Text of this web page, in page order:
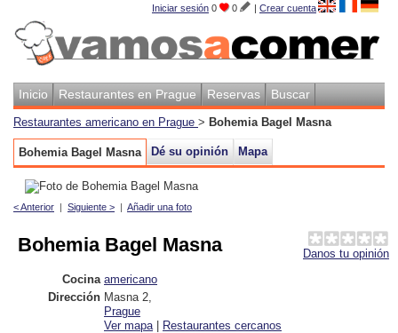
Iniciar sesión 0 0 | Crear cuenta
Inicio Restaurantes en Prague Reservas Buscar
Restaurantes americano en Prague > Bohemia Bagel Masna
Bohemia Bagel Masna Dé su opinión Mapa
< Anterior | Siguiente > | Añadir una foto
Danos tu opinión
Bohemia Bagel Masna
Cocina americano
Dirección Masna 2
Prague
Ver mapa | Restaurantes cercanos